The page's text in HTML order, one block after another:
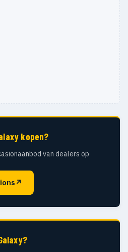
kopen?
van dealers op
↗